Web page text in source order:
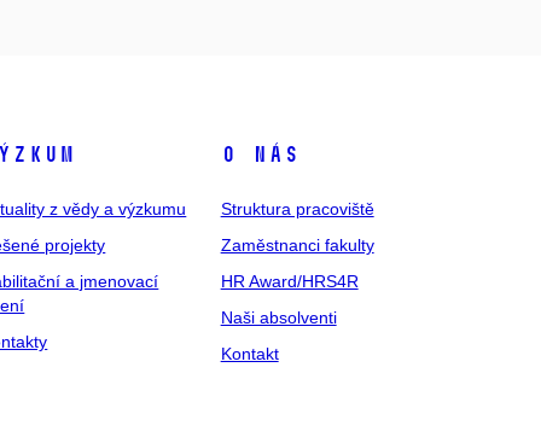
z vědy a výzkumu
projekty
a jmenovací
O nás
Struktura pracoviště
Zaměstnanci fakulty
HR Award/HRS4R
Naši absolventi
Kontakt